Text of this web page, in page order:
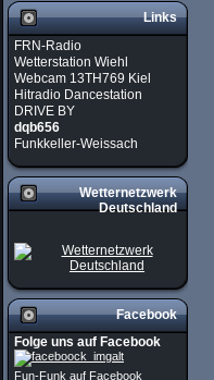
Links
FRN-Radio
Wetterstation Wiehl
Webcam 13TH769 Kiel
Hitradio Dancestation
DRIVE BY
dqb656
Funkkeller-Weissach
Wetternetzwerk
Deutschland
Facebook
Folge uns auf Facebook
Fun-Funk auf Facebook